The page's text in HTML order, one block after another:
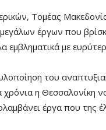
Τομέας
έργων που
εμβληματικά με
του
η Θεσσαλονίκη
έργα που της